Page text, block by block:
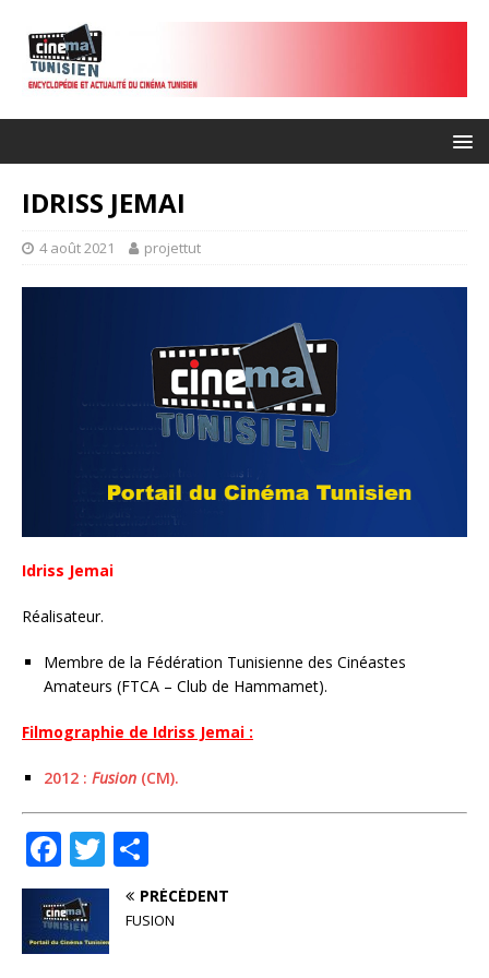
IDRISS JEMAI
4 août 2021 projettut
Idriss Jemai
Réalisateur.
Membre de la Fédération Tunisienne des Cinéastes
Amateurs (FTCA – Club de Hammamet).
Filmographie de Idriss Jemai :
2012 : Fusion (CM).
F
a
c
e
T
w
it
te
ar
ta
PRÉCÉDENT
FUSION